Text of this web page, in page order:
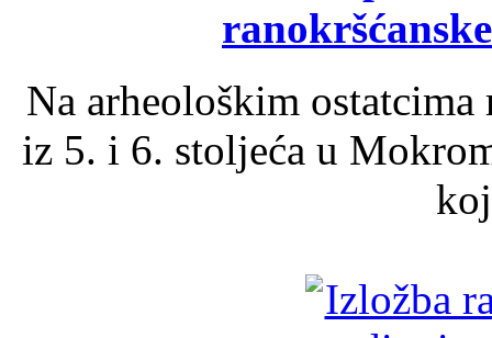
Na arheološkim
iz 5. i 6. stoljeća u